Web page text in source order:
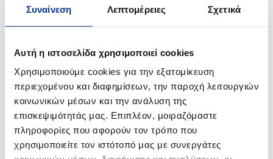
Συναίνεση Λεπτομέρειες Σχετικά
Αυτή η ιστοσελίδα χρησιμοποιεί cookies
Χρησιμοποιούμε cookies για την εξατομίκευση
περιεχομένου και διαφημίσεων, την παροχή λειτουργιών
κοινωνικών μέσων και την ανάλυση της
επισκεψιμότητάς μας. Επιπλέον, μοιραζόμαστε
πληροφορίες που αφορούν τον τρόπο που
χρησιμοποιείτε τον ιστότοπό μας με συνεργάτες
«Γαλανόλευκων Αστεριών»
Ανακοίνωση για τις Βιομηχανικές Εγκαταστάσεις Ασπροπύργου και
Ελευσίνας
2022
08.11.2022